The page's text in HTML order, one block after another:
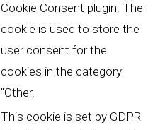
Cookie Consent plugin. The
cookie is used to store the
user consent for the
cookies in the category
"Other.
This cookie is set by GDPR